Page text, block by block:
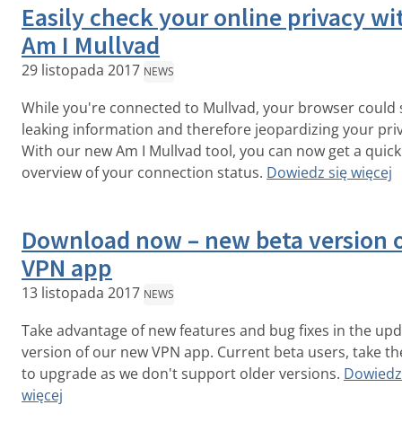
Easily check your online privacy
Am I Mullvad
29 listopada 2017 NEWS
While you're connected to Mullvad, your browser could
leaking information and therefore jeopardizing your
With our new Am I Mullvad tool, you can now get a quick
overview of your connection status. Dowiedz się więcej
Download now – new beta version
VPN app
13 listopada 2017 NEWS
Take advantage of new features and bug fixes in the
version of our new VPN app. Current beta users, take
to upgrade as we don't support older versions.
więcej